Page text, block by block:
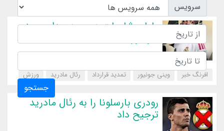
جستجو
سرویس
پایان شایعات در مورد جدایی وینی
افرنگ خبر وینی جونیور تمدید قرارداد رئال مادرید ‌ورزش
رودری بارسلونا را به رئال مادرید
ترجیح داد